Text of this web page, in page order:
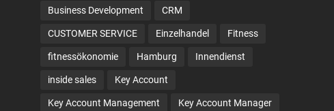
Business Development CRM
CUSTOMER SERVICE Einzelhandel Fitness
fitnessökonomie Hamburg Innendienst
inside sales Key Account
Key Account Management Key Account Manager